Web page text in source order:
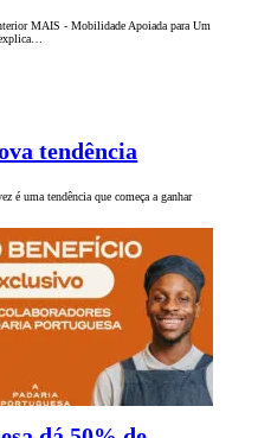
MAIS - Mobilidade Apoiada para Um
tendência
é uma tendência que começa a ganhar